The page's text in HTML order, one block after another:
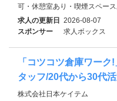
可・休憩室あり・喫煙スペー
求人の更新日 2026-08-07
スポンサー
求人ボックス
「コツコツ倉庫ワー
タッフ/20代から30代
株式会社日本ケイテム